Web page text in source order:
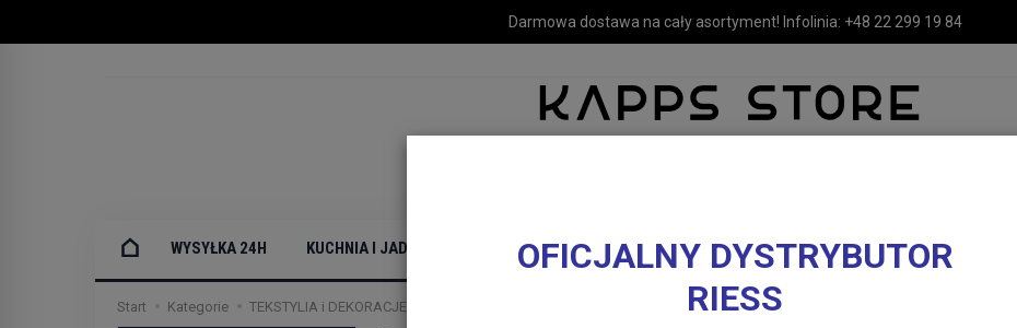
Darmowa dostawa na cały asortyment! Infolinia: +48 22 299 19 84
OFICJALNY DYSTRYBUTOR
RIESS
WYSYŁKA 24H KUCHNIA I JADALNIA MEBLE LUSTRA I OŚWIETLENIE TEKSTYLIA I DEKORACJE DOMOWE
Start Kategorie TEKSTYLIA i DEKORACJE DOMOWE